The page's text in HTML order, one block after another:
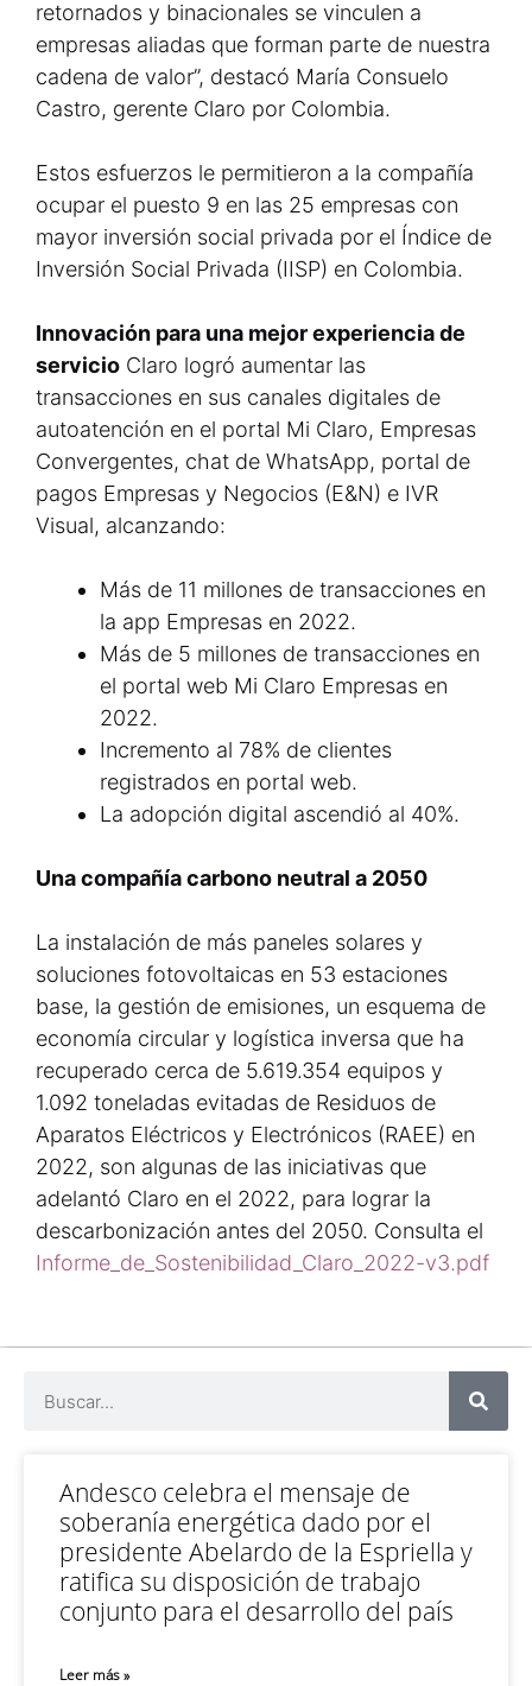
retornados y binacionales se vinculen a
empresas aliadas que forman parte de nuestra
cadena de valor”, destacó María Consuelo
Castro, gerente Claro por Colombia.
Estos esfuerzos le permitieron a la compañía
ocupar el puesto 9 en las 25 empresas con
mayor inversión social privada por el Índice de
Inversión Social Privada (IISP) en Colombia.
Innovación para una mejor experiencia de
servicio Claro logró aumentar las
transacciones en sus canales digitales de
autoatención en el portal Mi Claro, Empresas
Convergentes, chat de WhatsApp, portal de
pagos Empresas y Negocios (E&N) e IVR
Visual, alcanzando:
Más de 11 millones de transacciones en
la app Empresas en 2022.
Más de 5 millones de transacciones en
el portal web Mi Claro Empresas en
2022.
Incremento al 78% de clientes
registrados en portal web.
La adopción digital ascendió al 40%.
Una compañía carbono neutral a 2050
La instalación de más paneles solares y
soluciones fotovoltaicas en 53 estaciones
base, la gestión de emisiones, un esquema de
economía circular y logística inversa que ha
recuperado cerca de 5.619.354 equipos y
1.092 toneladas evitadas de Residuos de
Aparatos Eléctricos y Electrónicos (RAEE) en
2022, son algunas de las iniciativas que
adelantó Claro en el 2022, para lograr la
descarbonización antes del 2050. Consulta el
Informe_de_Sostenibilidad_Claro_2022-v3.pdf
Andesco celebra el mensaje de
soberanía energética dado por el
presidente Abelardo de la Espriella y
ratifica su disposición de trabajo
conjunto para el desarrollo del país
Leer más »